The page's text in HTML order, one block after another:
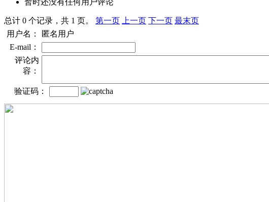
暂时还没有任何用户评论
总计 0 个记录，共 1 页。 第一页 上一页 下一页 最末页
用户名：
匿名用户
E-mail：
评论内
容：
验证码：